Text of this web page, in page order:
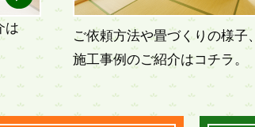
は
ご依頼方法や畳づくりの様子、
施工事例のご紹介はコチラ。